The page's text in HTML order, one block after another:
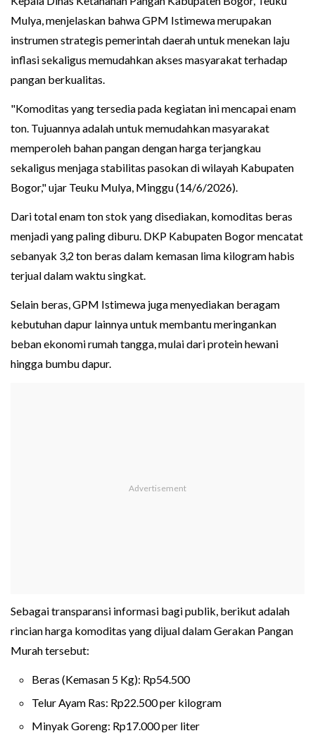
Mulya, menjelaskan bahwa GPM Istimewa merupakan
instrumen strategis pemerintah daerah untuk menekan laju
inflasi sekaligus memudahkan akses masyarakat terhadap
pangan berkualitas.
"Komoditas yang tersedia pada kegiatan ini mencapai enam
ton. Tujuannya adalah untuk memudahkan masyarakat
memperoleh bahan pangan dengan harga terjangkau
sekaligus menjaga stabilitas pasokan di wilayah Kabupaten
Bogor," ujar Teuku Mulya, Minggu (14/6/2026).
Dari total enam ton stok yang disediakan, komoditas beras
menjadi yang paling diburu. DKP Kabupaten Bogor mencatat
sebanyak 3,2 ton beras dalam kemasan lima kilogram habis
terjual dalam waktu singkat.
Selain beras, GPM Istimewa juga menyediakan beragam
kebutuhan dapur lainnya untuk membantu meringankan
beban ekonomi rumah tangga, mulai dari protein hewani
hingga bumbu dapur.
Sebagai transparansi informasi bagi publik, berikut adalah
rincian harga komoditas yang dijual dalam Gerakan Pangan
Murah tersebut:
Beras (Kemasan 5 Kg): Rp54.500
Telur Ayam Ras: Rp22.500 per kilogram
Minyak Goreng: Rp17.000 per liter